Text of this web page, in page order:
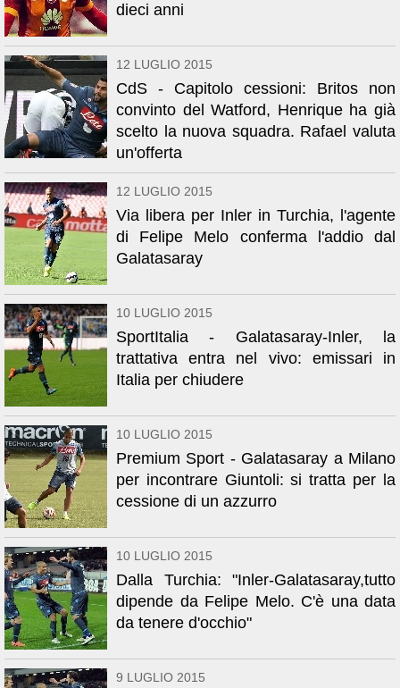
dieci anni
12 LUGLIO 2015
CdS - Capitolo cessioni: Britos non
convinto del Watford, Henrique ha già
scelto la nuova squadra. Rafael valuta
un'offerta
12 LUGLIO 2015
Via libera per Inler in Turchia, l'agente
di Felipe Melo conferma l'addio dal
Galatasaray
10 LUGLIO 2015
SportItalia - Galatasaray-Inler, la
trattativa entra nel vivo: emissari in
Italia per chiudere
10 LUGLIO 2015
Premium Sport - Galatasaray a Milano
per incontrare Giuntoli: si tratta per la
cessione di un azzurro
10 LUGLIO 2015
Dalla Turchia: "Inler-Galatasaray,tutto
dipende da Felipe Melo. C'è una data
da tenere d'occhio"
9 LUGLIO 2015